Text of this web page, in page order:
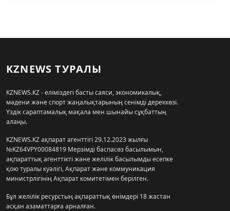
KZNEWS ТУРАЛЫ
KZNEWS.KZ - еліміздегі басты саяси, экономикалық,
мәдени және спорт жаңалықтарының сенімді дереккөзі.
Үздік сараптамалық мақала мен шынайы сұқбаттың
алаңы.
KZNEWS.KZ ақпарат агенттігі 29.12.2023 жылғы
№KZ64VPY00084819 Мерзімді баспасөз басылымын,
ақпараттық агенттікті және желілік басылымды есепке
қою туралы куәлігі, Ақпарат және коммуникация
министрлігінің Ақпарат комитетімен берілген.
Бұл желілік ресурстың ақпараттық өнімдері 18 жастан
асқан азаматтарға арналған.